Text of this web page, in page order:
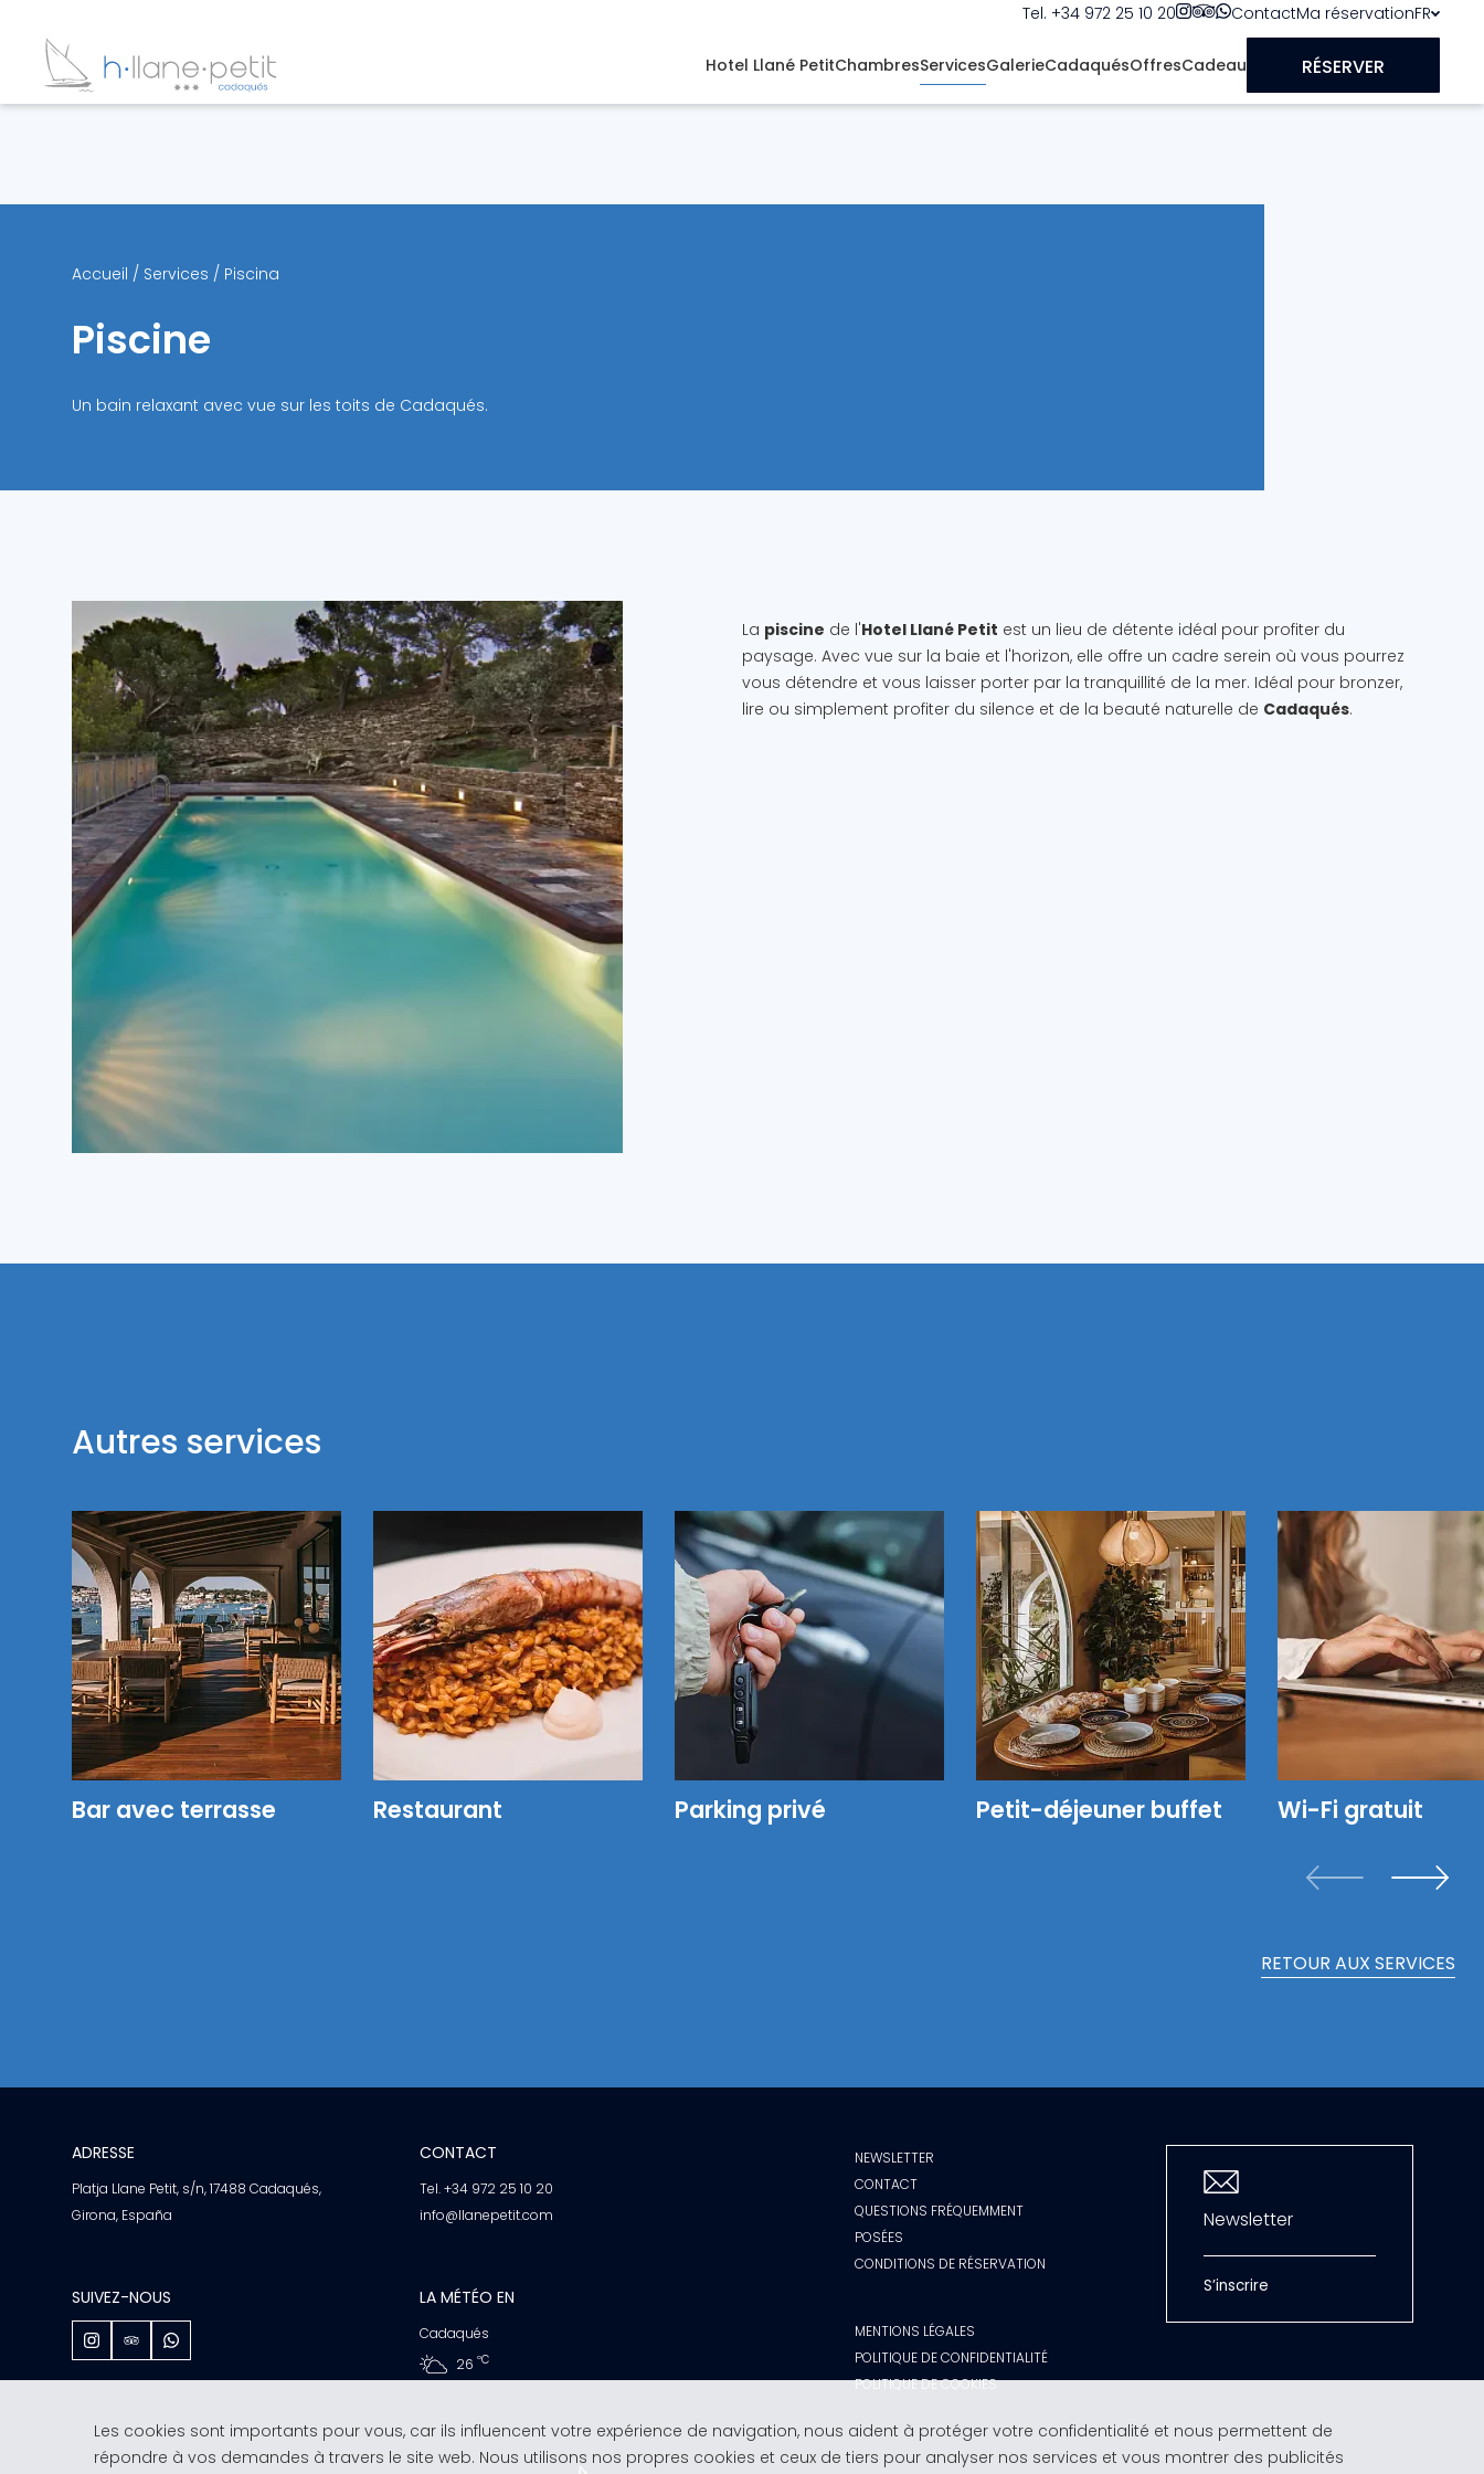
Tel. +34 972 25 10 20 ContactMa réservationFR
Hotel Llané PetitChambresServicesGalerieCadaquésOffresCadeau RÉSERVER
Accueil / Services / Piscina
Piscine
Un bain relaxant avec vue sur les toits de Cadaqués.
La piscine de l'Hotel Llané Petit est un lieu de détente idéal pour profiter du
paysage. Avec vue sur la baie et l'horizon, elle offre un cadre serein où vous pourrez
vous détendre et vous laisser porter par la tranquillité de la mer. Idéal pour bronzer,
lire ou simplement profiter du silence et de la beauté naturelle de Cadaqués.
Autres services
Bar avec terrasse Restaurant Parking privé Petit-déjeuner buffet Wi-Fi gratuit
RETOUR AUX SERVICES
ADRESSE
Platja Llane Petit, s/n, 17488 Cadaqués,
Girona, España
SUIVEZ-NOUS
CONTACT
Tel. +34 972 25 10 20
info@llanepetit.com
LA MÉTÉO EN
Cadaqués
26 ºC
NEWSLETTER
CONTACT
QUESTIONS FRÉQUEMMENT
POSÉES
CONDITIONS DE RÉSERVATION
MENTIONS LÉGALES
POLITIQUE DE CONFIDENTIALITÉ
POLITIQUE DE COOKIES
Newsletter
S’inscrire
Les cookies sont importants pour vous, car ils influencent votre expérience de navigation, nous aident à protéger votre confidentialité et nous permettent de
répondre à vos demandes à travers le site web. Nous utilisons nos propres cookies et ceux de tiers pour analyser nos services et vous montrer des publicités